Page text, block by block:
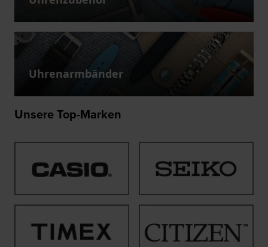
Uhrenarmbänder
Unsere Top-Marken